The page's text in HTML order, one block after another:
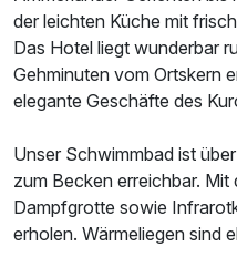
der leichten Küche mit
Das Hotel liegt wunderbar
Gehminuten vom Ortskern
elegante Geschäfte des
Unser Schwimmbad ist
zum Becken erreichbar.
Dampfgrotte sowie
erholen. Wärmeliegen sind